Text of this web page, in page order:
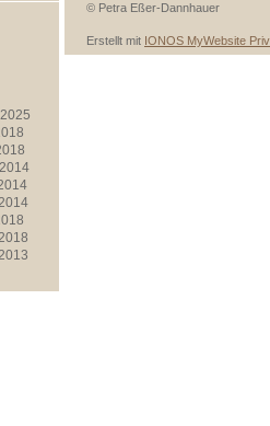
© Petra Eßer-Dannhauer
Erstellt mit IONOS MyWebsite